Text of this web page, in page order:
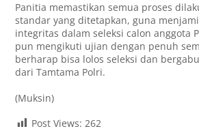
Panitia memastikan semua proses
standar yang ditetapkan, guna
integritas dalam seleksi calon anggota
pun mengikuti ujian dengan penuh
berharap bisa lolos seleksi dan
dari Tamtama Polri.
(Muksin)
Post Views: 262